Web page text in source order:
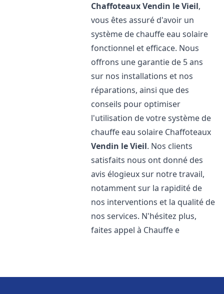
ChaffoteauxVendin le Vieil,
vous êtes assuré d'avoir un
système de chauffe eau solaire
fonctionnel et efficace. Nous
offrons une garantie de 5 ans
sur nos installations et nos
réparations, ainsi que des
conseils pour optimiser
l'utilisation de votre système de
chauffe eau solaire Chaffoteaux
Vendin le Vieil. Nos clients
satisfaits nous ont donné des
avis élogieux sur notre travail,
notamment sur la rapidité de
nos interventions et la qualité de
nos services. N'hésitez plus,
faites appel à Chauffe e